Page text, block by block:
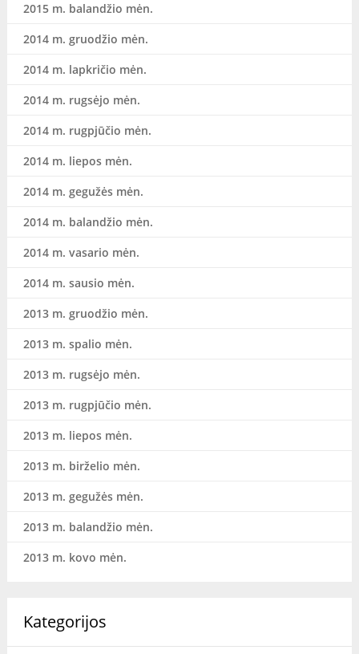
2015 m. balandžio mėn.
2014 m. gruodžio mėn.
2014 m. lapkričio mėn.
2014 m. rugsėjo mėn.
2014 m. rugpjūčio mėn.
2014 m. liepos mėn.
2014 m. gegužės mėn.
2014 m. balandžio mėn.
2014 m. vasario mėn.
2014 m. sausio mėn.
2013 m. gruodžio mėn.
2013 m. spalio mėn.
2013 m. rugsėjo mėn.
2013 m. rugpjūčio mėn.
2013 m. liepos mėn.
2013 m. birželio mėn.
2013 m. gegužės mėn.
2013 m. balandžio mėn.
2013 m. kovo mėn.
Kategorijos